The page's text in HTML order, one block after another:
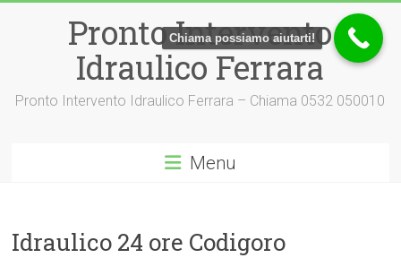
Pronto Intervento
Idraulico Ferrara
Pronto Intervento Idraulico Ferrara – Chiama 0532 050010
Menu
Idraulico 24 ore Codigoro
Chiama possiamo aiutarti!